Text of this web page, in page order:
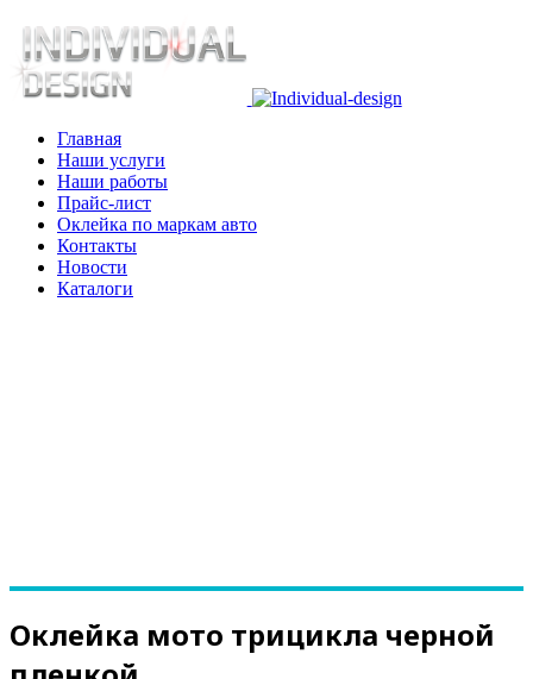
Главная
Наши услуги
Наши работы
Прайс-лист
Оклейка по маркам авто
Контакты
Новости
Каталоги
Оклейка мото трицикла черной